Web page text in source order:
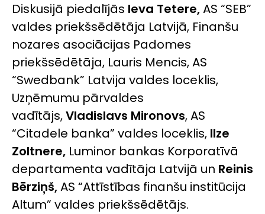
Diskusijā piedalījās Ieva Tetere,AS “SEB”
valdes priekšsēdētāja Latvijā, Finanšu
nozares asociācijas Padomes
priekšsēdētāja, Lauris Mencis, AS
“Swedbank” Latvija valdes loceklis,
Uzņēmumu pārvaldes
vadītājs,Vladislavs Mironovs, AS
“Citadele banka” valdes loceklis, Ilze
Zoltnere, Luminor bankas Korporatīvā
departamenta vadītāja Latvijā un Reinis
Bērziņš,AS “Attīstības finanšu institūcija
Altum” valdes priekšsēdētājs.